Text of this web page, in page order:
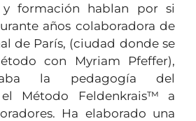
y formación hablan por si
años colaboradora de
de París, (ciudad donde se
con Myriam Pfeffer),
la pedagogía del
Método Feldenkrais™ a
Ha elaborado una